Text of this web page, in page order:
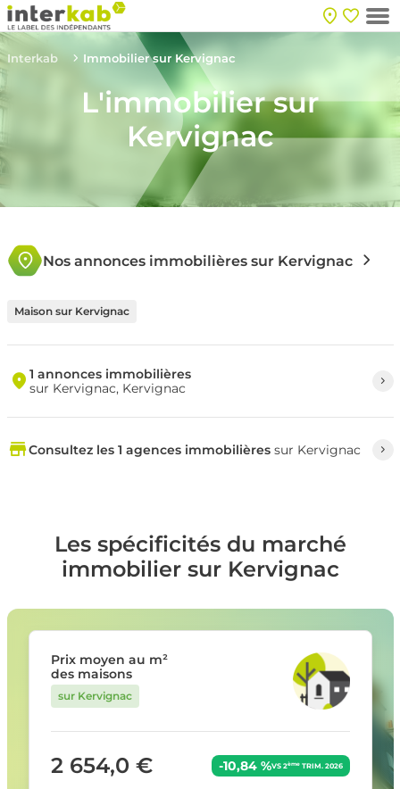
Interkab Immobilier sur Kervignac
L'immobilier sur
Kervignac
Nos annonces immobilières sur Kervignac
Maison sur Kervignac
1 annonces immobilières
sur Kervignac, Kervignac
Consultez les 1 agences immobilièressur Kervignac
Les spécificités du marché
immobilier sur Kervignac
Prix moyen au m²
des maisons
sur Kervignac
2 654,0 € -10,84 %VS 2èmeTRIM. 2026